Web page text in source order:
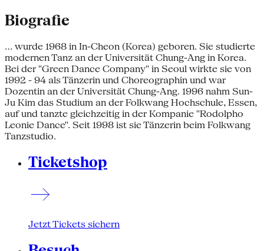
Biografie
... wurde 1968 in In-Cheon (Korea) geboren. Sie studierte
modernen Tanz an der Universität Chung-Ang in Korea.
Bei der "Green Dance Company" in Seoul wirkte sie von
1992 - 94 als Tänzerin und Choreographin und war
Dozentin an der Universität Chung-Ang. 1996 nahm Sun-
Ju Kim das Studium an der Folkwang Hochschule, Essen,
auf und tanzte gleichzeitig in der Kompanie "Rodolpho
Leonie Dance". Seit 1998 ist sie Tänzerin beim Folkwang
Tanzstudio.
Ticketshop
Jetzt Tickets sichern